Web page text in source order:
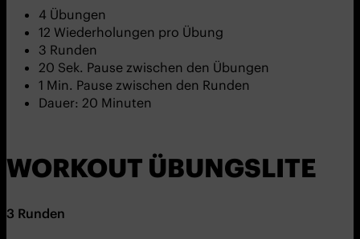
4 Übungen
12 Wiederholungen pro Übung
3 Runden
20 Sek. Pause zwischen den Übungen
1 Min. Pause zwischen den Runden
Dauer: 20 Minuten
WORKOUT ÜBUNGSLITE
3 Runden